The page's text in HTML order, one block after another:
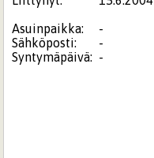
Asuinpaikka:
-
Sähköposti:
-
Syntymäpäivä: -